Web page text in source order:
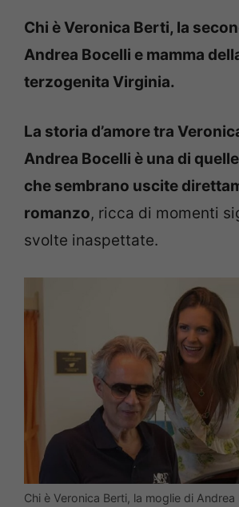
Chi è Veronica Berti, la
Andrea Bocelli e mamma
terzogenita Virginia.
La storia d’amore tra
Andrea Bocelli è una di
che sembrano uscite
romanzo, ricca di momenti
svolte inaspettate.
Chi è Veronica Berti, la moglie di Andrea